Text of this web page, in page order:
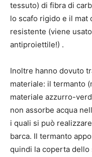
tessuto) di fibra di
lo scafo rigido e il mat
resistente (viene
antiproiettile!) .
Inoltre hanno dovuto
materiale: il termanto
materiale azzurro-
non assorbe acqua
i quali si può
barca. Il termanto
quindi la coperta dello